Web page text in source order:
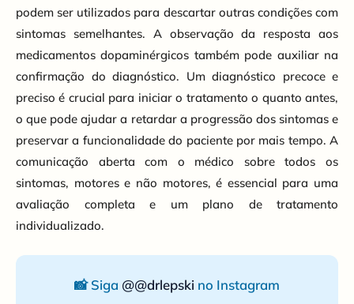
podem ser utilizados para descartar outras condições com
sintomas semelhantes. A observação da resposta aos
medicamentos dopaminérgicos também pode auxiliar na
confirmação do diagnóstico. Um diagnóstico precoce e
preciso é crucial para iniciar o tratamento o quanto antes,
o que pode ajudar a retardar a progressão dos sintomas e
preservar a funcionalidade do paciente por mais tempo. A
comunicação aberta com o médico sobre todos os
sintomas, motores e não motores, é essencial para uma
avaliação completa e um plano de tratamento
individualizado.
📸 Siga @@drlepski no Instagram